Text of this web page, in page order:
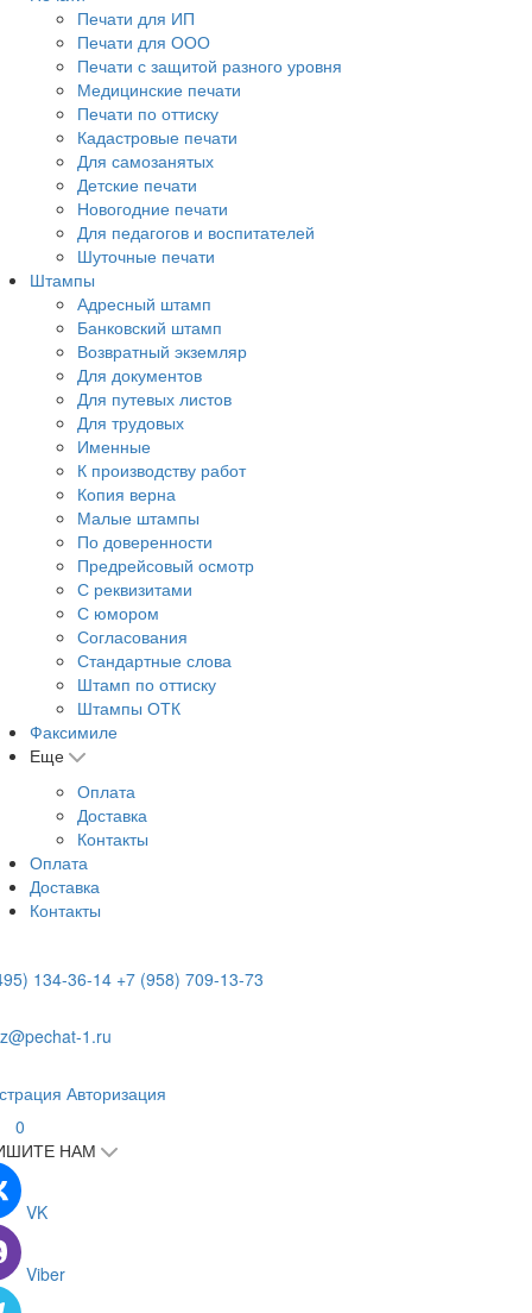
Печати для ИП
Печати для ООО
Печати с защитой разного уровня
Медицинские печати
Печати по оттиску
Кадастровые печати
Для самозанятых
Детские печати
Новогодние печати
Для педагогов и воспитателей
Шуточные печати
Штампы
Адресный штамп
Банковский штамп
Возвратный экземляр
Для документов
Для путевых листов
Для трудовых
Именные
К производству работ
Копия верна
Малые штампы
По доверенности
Предрейсовый осмотр
С реквизитами
С юмором
Согласования
Стандартные слова
Штамп по оттиску
Штампы ОТК
Факсимиле
Еще
Оплата
Доставка
Контакты
Оплата
Доставка
Контакты
134-36-14 +7 (958) 709-13-73
1.ru
Авторизация
0
НАМ
VK
Viber